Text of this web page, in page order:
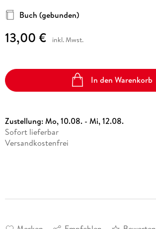
Buch (gebunden)
13,00 € inkl. Mwst.
In den Warenkorb
Zustellung:Mo, 10.08. - Mi, 12.08.
Sofort lieferbar
Versandkostenfrei